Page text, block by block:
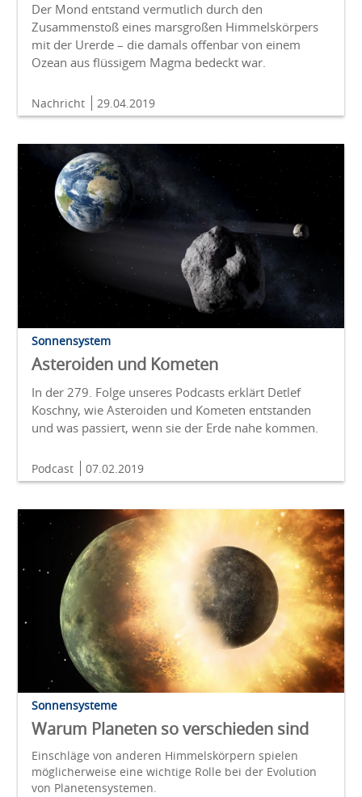
Der Mond entstand vermutlich durch den
Zusammenstoß eines marsgroßen Himmelskörpers
mit der Urerde – die damals offenbar von einem
Ozean aus flüssigem Magma bedeckt war.
Nachricht 29.04.2019
Sonnensystem
Asteroiden und Kometen
In der 279. Folge unseres Podcasts erklärt Detlef
Koschny, wie Asteroiden und Kometen entstanden
und was passiert, wenn sie der Erde nahe kommen.
Podcast 07.02.2019
Sonnensysteme
Warum Planeten so verschieden sind
Einschläge von anderen Himmelskörpern spielen
möglicherweise eine wichtige Rolle bei der Evolution
von Planetensystemen.